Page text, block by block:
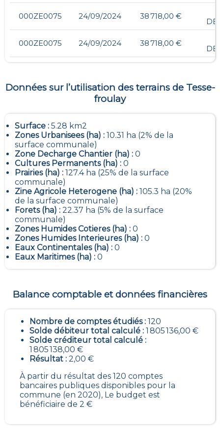
000ZE0075 24/09/2024 38 718,00 €
000ZE0075 24/09/2024 38 718,00 €
Données sur l’utilisation des terrains de Tesse-
froulay
Surface : 5.28 km2
Zones Urbanisees (ha) : 10.31 ha (2% de la
surface communale)
Zone Decharge Chantier (ha) : 0
Cultures Permanents (ha) : 0
Prairies (ha) : 127.4 ha (25% de la surface
communale)
Zine Agricole Heterogene (ha) : 105.3 ha (20%
de la surface communale)
Forets (ha) : 22.37 ha (5% de la surface
communale)
Zones Humides Cotieres (ha) : 0
Zones Humides Interieures (ha) : 0
Eaux Continentales (ha) : 0
Eaux Maritimes (ha) : 0
Balance comptable et données financières
Nombre de comptes étudiés : 120
Solde débiteur total calculé : 1 805 136,00 €
Solde créditeur total calculé :
1 805 138,00 €
Résultat : 2,00 €
À partir du résultat des 120 comptes
bancaires publiques disponibles pour la
commune (en 2020), Le budget est
bénéficiaire de 2 €